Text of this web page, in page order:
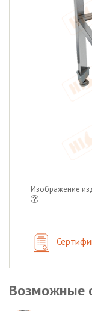
Изображение
Возможные